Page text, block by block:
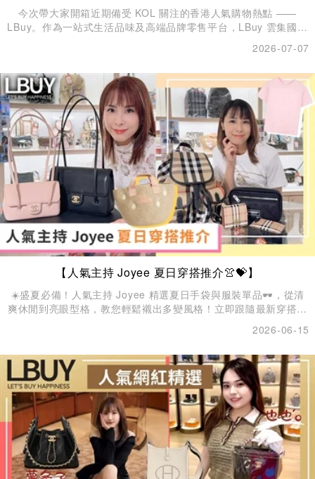
今次帶大家開箱近期備受 KOL 關注的香港人氣購物熱點 ——
LBuy。作為一站式生活品味及高端品牌零售平台，LBuy 雲集國際
獎勵自己、節慶送禮，還是週末家庭樂，都能一次過滿足不同需
2026-07-07
【人氣主持 Joyee 夏日穿搭推介👚💝】
☀️盛夏必備！人氣主持 Joyee 精選夏日手袋與服裝單品🕶️，從清
爽休閒到亮眼型格，教您輕鬆襯出多變風格！立即跟隨最新穿搭靈
2026-06-15